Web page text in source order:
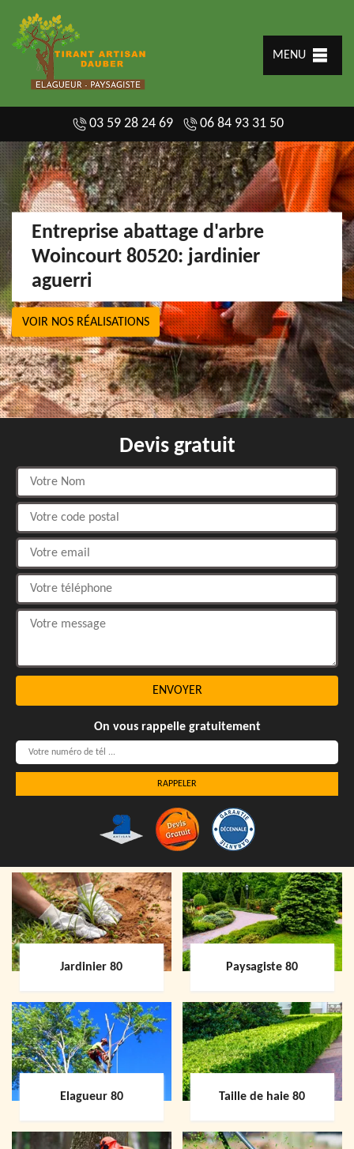
MENU
03 59 28 24 69 06 84 93 31 50
Entreprise abattage d'arbre
Woincourt 80520: jardinier
aguerri
VOIR NOS RÉALISATIONS
Devis gratuit
On vous rappelle gratuitement
Jardinier 80 Paysagiste 80
Elagueur 80 Taille de haie 80